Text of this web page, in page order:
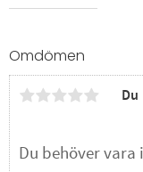
Omdömen
Du